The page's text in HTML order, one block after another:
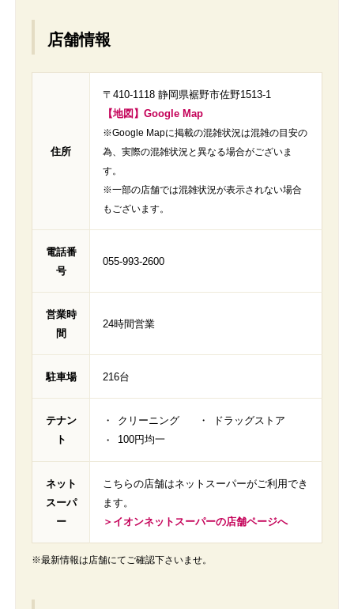
店舗情報
住所
〒410-1118 静岡県裾野市佐野1513-1
【地図】Google Map
※Google Mapに掲載の混雑状況は混雑の目安の
為、実際の混雑状況と異なる場合がございま
す。
※一部の店舗では混雑状況が表示されない場合
もございます。
電話番
号
055-993-2600
営業時
間
24時間営業
駐車場 216台
テナン
ト
クリーニング
ドラッグストア
100円均一
ネット
スーパ
ー
こちらの店舗はネットスーパーがご利用でき
ます。
＞イオンネットスーパーの店舗ページへ
※最新情報は店舗にてご確認下さいませ。